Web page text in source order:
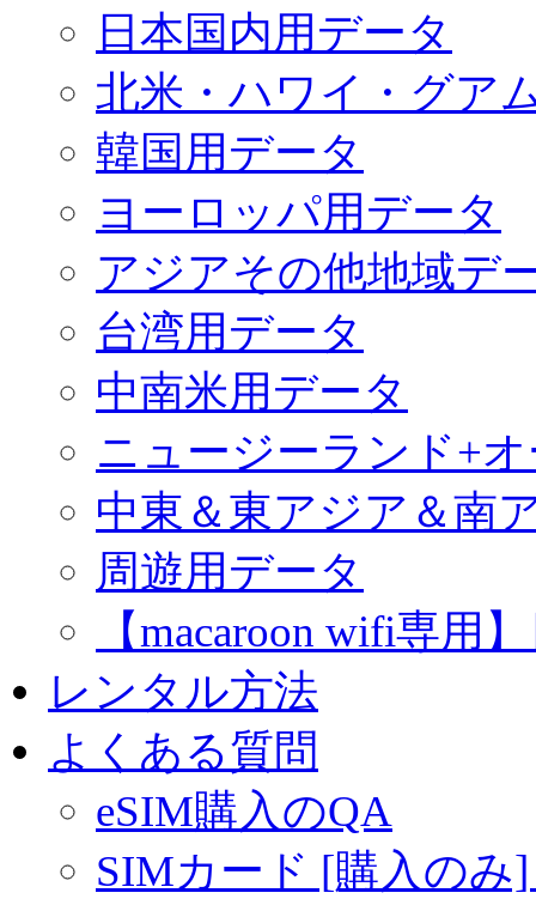
日本国内用データ
北米・ハワイ・グア
韓国用データ
ヨーロッパ用データ
アジアその他地域デ
台湾用データ
中南米用データ
ニュージーランド+
中東＆東アジア＆南
周遊用データ
【macaroon wifi専用
レンタル方法
よくある質問
eSIM購入のQA
SIMカード [購入のみ